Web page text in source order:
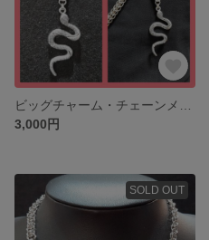
3,000円
SOLD OUT